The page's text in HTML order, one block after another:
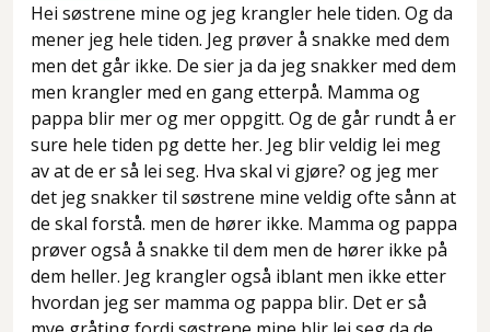
Hei søstrene mine og jeg krangler hele tiden. Og da
mener jeg hele tiden. Jeg prøver å snakke med dem
men det går ikke. De sier ja da jeg snakker med dem
men krangler med en gang etterpå. Mamma og
pappa blir mer og mer oppgitt. Og de går rundt å er
sure hele tiden pg dette her. Jeg blir veldig lei meg
av at de er så lei seg. Hva skal vi gjøre? og jeg mer
det jeg snakker til søstrene mine veldig ofte sånn at
de skal forstå. men de hører ikke. Mamma og pappa
prøver også å snakke til dem men de hører ikke på
dem heller. Jeg krangler også iblant men ikke etter
hvordan jeg ser mamma og pappa blir. Det er så